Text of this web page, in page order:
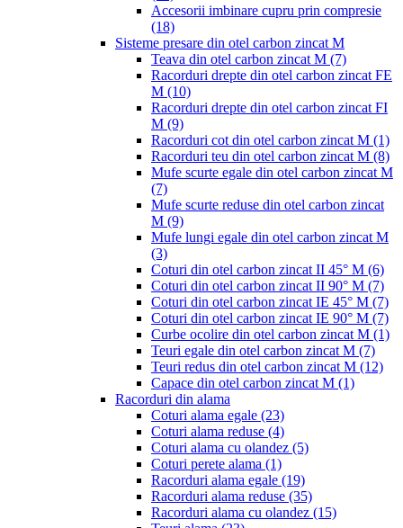
Accesorii imbinare cupru prin compresie
(18)
Sisteme presare din otel carbon zincat M
Teava din otel carbon zincat M (7)
Racorduri drepte din otel carbon zincat FE
M (10)
Racorduri drepte din otel carbon zincat FI
M (9)
Racorduri cot din otel carbon zincat M (1)
Racorduri teu din otel carbon zincat M (8)
Mufe scurte egale din otel carbon zincat M
(7)
Mufe scurte reduse din otel carbon zincat
M (9)
Mufe lungi egale din otel carbon zincat M
(3)
Coturi din otel carbon zincat II 45° M (6)
Coturi din otel carbon zincat II 90° M (7)
Coturi din otel carbon zincat IE 45° M (7)
Coturi din otel carbon zincat IE 90° M (7)
Curbe ocolire din otel carbon zincat M (1)
Teuri egale din otel carbon zincat M (7)
Teuri redus din otel carbon zincat M (12)
Capace din otel carbon zincat M (1)
Racorduri din alama
Coturi alama egale (23)
Coturi alama reduse (4)
Coturi alama cu olandez (5)
Coturi perete alama (1)
Racorduri alama egale (19)
Racorduri alama reduse (35)
Racorduri alama cu olandez (15)